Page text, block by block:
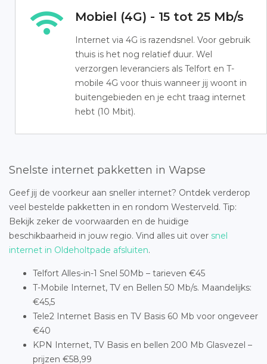
Mobiel (4G) - 15 tot 25 Mb/s
Internet via 4G is razendsnel. Voor gebruik
thuis is het nog relatief duur. Wel
verzorgen leveranciers als Telfort en T-
mobile 4G voor thuis wanneer jij woont in
buitengebieden en je echt traag internet
hebt (10 Mbit).
Snelste internet pakketten in Wapse
Geef jij de voorkeur aan sneller internet? Ontdek verderop
veel bestelde pakketten in en rondom Westerveld. Tip:
Bekijk zeker de voorwaarden en de huidige
beschikbaarheid in jouw regio. Vind alles uit over snel
internet in Oldeholtpade afsluiten.
Telfort Alles-in-1 Snel 50Mb – tarieven €45
T-Mobile Internet, TV en Bellen 50 Mb/s. Maandelijks:
€45,5
Tele2 Internet Basis en TV Basis 60 Mb voor ongeveer
€40
KPN Internet, TV Basis en bellen 200 Mb Glasvezel –
prijzen €58,99